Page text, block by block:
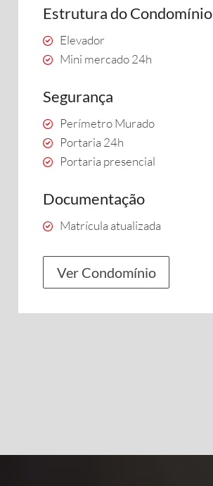
Estrutura do Condomínio
Elevador
Mini mercado 24h
Segurança
Perímetro Murado
Portaria 24h
Portaria presencial
Documentação
Matrícula atualizada
Ver Condomínio